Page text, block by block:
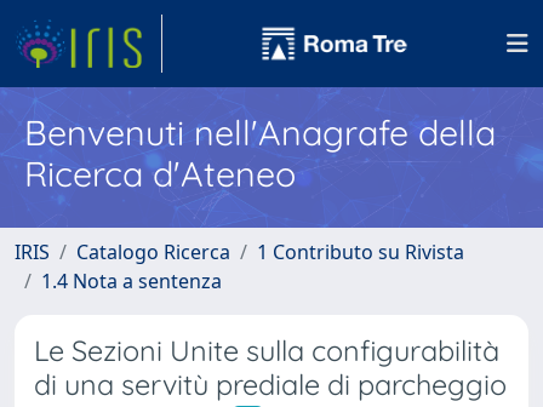
Benvenuti nell'Anagrafe della
Ricerca d'Ateneo
IRIS Catalogo Ricerca
1 Contributo su Rivista
1.4 Nota a sentenza
Le Sezioni Unite sulla configurabilità
di una servitù prediale di parcheggio